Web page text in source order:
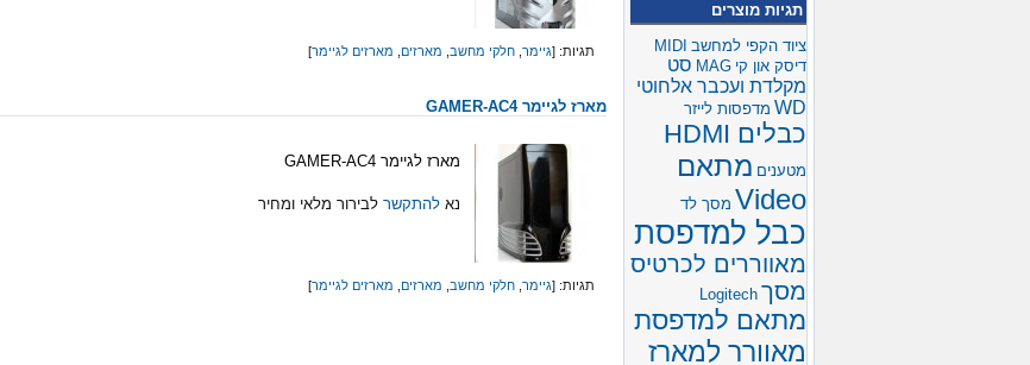
תגיות: [גיימר חלקי מחשב מארזים מארזים לגיימר]
מארז לגיימר GAMER-AC4
מארז לגיימר GAMER-AC4
נא להתקשר לבירור מלאי ומחיר
תגיות: [גיימר חלקי מחשב מארזים מארזים לגיימר]
תגיות מוצרים
ציוד הקפי למחשב MIDI
דיסק און קי MAG סט
מקלדת ועכבר אלחוטי
WD מדפסות לייזר
כבלים HDMI
מטענים מתאם
Video מסך לד
כבל למדפסת
מאווררים לכרטיס
מסך Logitech
מתאם למדפסת
מאוורר למארז